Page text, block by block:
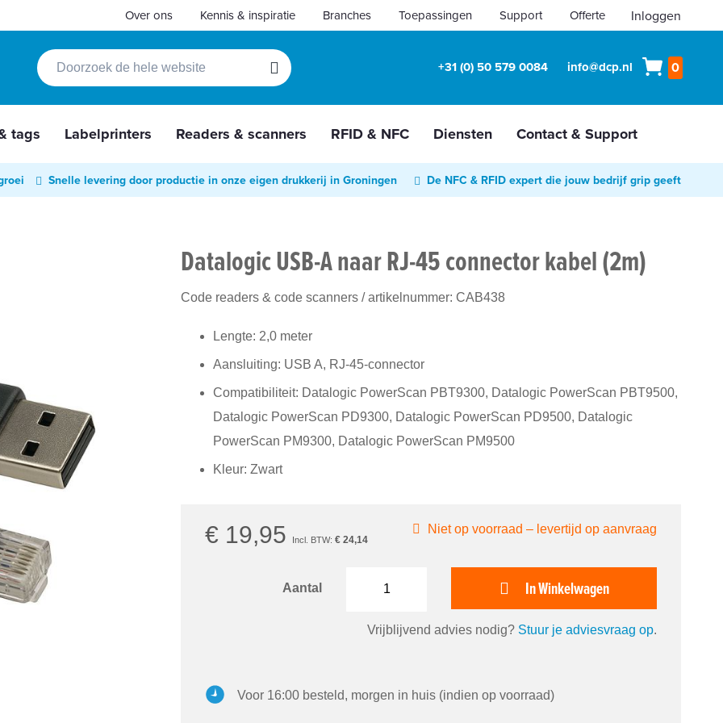
Inloggen
Over ons Kennis & inspiratie Branches Toepassingen Support Offerte
Zoek
Zoek +31 (0) 50 579 0084 info@dcp.nl 0
tags Labelprinters Readers & scanners RFID & NFC Diensten Contact & Support
Snelle levering door productie in onze eigen drukkerij in Groningen De NFC & RFID expert die jouw bedrijf grip geeft
Datalogic USB-A naar RJ-45 connector kabel (2m)
Code readers & code scanners / artikelnummer: CAB438
Lengte: 2,0 meter
Aansluiting: USB A, RJ-45-connector
Compatibiliteit: Datalogic PowerScan PBT9300, Datalogic PowerScan PBT9500,
Datalogic PowerScan PD9300, Datalogic PowerScan PD9500, Datalogic
PowerScan PM9300, Datalogic PowerScan PM9500
Kleur: Zwart
€ 19,95 € 24,14
Niet op voorraad – levertijd op aanvraag
Aantal In Winkelwagen
Vrijblijvend advies nodig? Stuur je adviesvraag op.
Voor 16:00 besteld, morgen in huis (indien op voorraad)